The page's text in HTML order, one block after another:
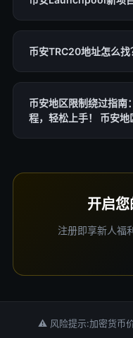
币安TRC20地址怎么
币安地区限制绕过指
程，轻松上手！ 币安地区限制绕过指南：2026年大陆用户
开启
注册即享新人福
⚠ 风险提示:加密货币